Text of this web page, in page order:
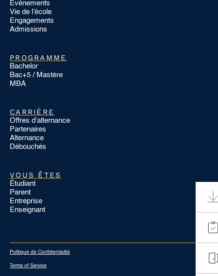
Évènements
Vie de l’école
Engagements
Admissions
PROGRAMME
Bachelor
Bac+5 / Mastère
MBA
CARRIÈRE
Offres d’alternance
Partenaires
Alternance
Débouchés
VOUS ÊTES
Étudiant
Parent
Entreprise
Enseignant
Politique de Confidentialité
Terms of Service